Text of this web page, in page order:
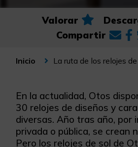
Valorar
Compartir
Inicio La ruta de los relojes
En la actualidad, Otos
30 relojes de diseños y
diversas. Año tras año, por
privada o pública, se crean
Pero los relojes de sol de